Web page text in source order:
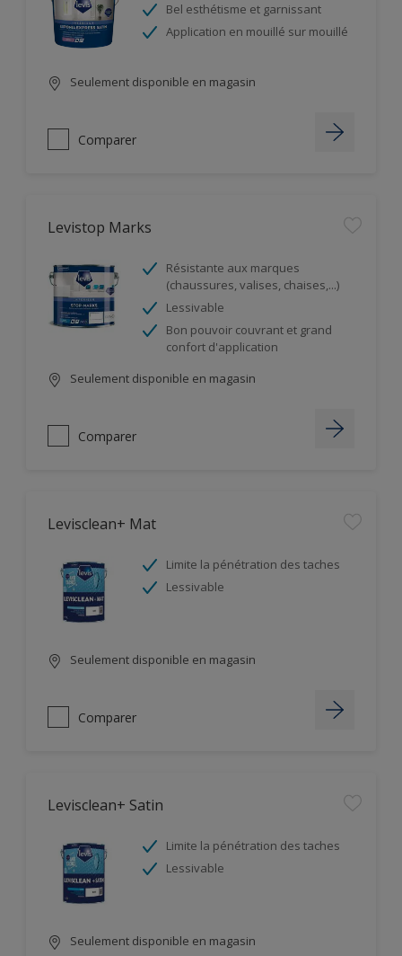
Bel esthétisme et garnissant
Application en mouillé sur mouillé
Seulement disponible en magasin
Comparer
Levistop Marks
Résistante aux marques
(chaussures, valises, chaises,...)
Lessivable
Bon pouvoir couvrant et grand
confort d'application
Seulement disponible en magasin
Comparer
Levisclean+ Mat
Limite la pénétration des taches
Lessivable
Seulement disponible en magasin
Comparer
Levisclean+ Satin
Limite la pénétration des taches
Lessivable
Seulement disponible en magasin